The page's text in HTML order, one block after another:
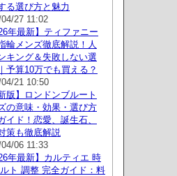
る選び方と魅力
27 11:02
年最新】ティファニー
輪メンズ徹底解説！人
キング＆失敗しない選
予算10万でも買える？
21 10:50
版】ロンドンブルート
の意味・効果・選び方
イド！恋愛、誕生石、
策も徹底解説
06 11:33
年最新】カルティエ 時
ト 調整 完全ガイド：料